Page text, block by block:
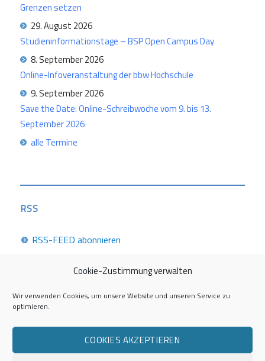
Cookie-Zustimmung verwalten
Wir verwenden Cookies, um unsere Website und unseren Service zu
optimieren.
COOKIES AKZEPTIEREN
Grenzen setzen
29. August 2026
Studieninformationstage – BSP Open Campus Day
8. September 2026
Online-Infoveranstaltung der bbw Hochschule
9. September 2026
Save the Date: Online-Schreibwoche vom 9. bis 13.
September 2026
alle Termine
RSS
RSS-FEED abonnieren
Career Week 2026
Die Career Center im Überblick
Kontakt zur AG Career Service